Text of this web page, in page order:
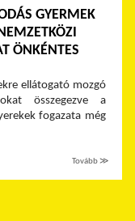
GYERMEK
ÖNKÉNTES
ellátogató mozgó
összegezve a
fogazata még
Tovább ≫